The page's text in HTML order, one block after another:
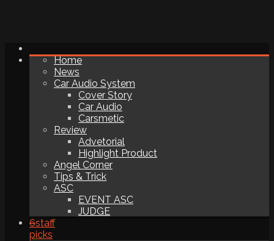
Home
News
Car Audio System
Cover Story
Car Audio
Carsmetic
Review
Advetorial
Highlight Product
Angel Corner
Tips & Trick
ASC
EVENT ASC
JUDGE
6staff
picks